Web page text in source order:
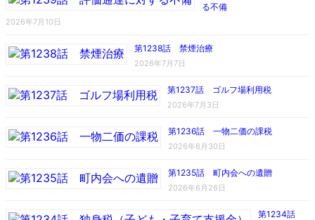
る不備
2026年7月10日
第1238話 禁煙治療
2026年7月7日
第1237話 ゴルフ場利用税
2026年7月3日
第1236話 一物二価の課税
2026年6月30日
第1235話 町内会への遺贈
2026年6月26日
第1234話